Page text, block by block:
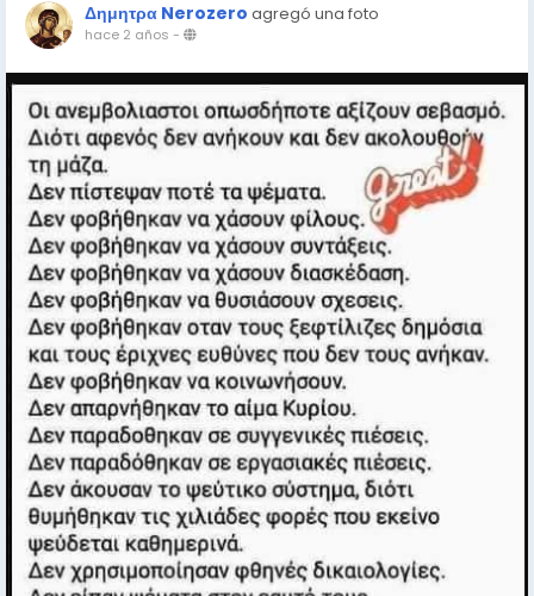
Δημητρα Nerozero agregó una foto
hace 2 años -